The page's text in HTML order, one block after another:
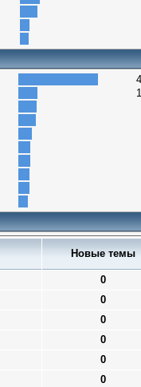
Новые темы
0
0
0
0
0
0